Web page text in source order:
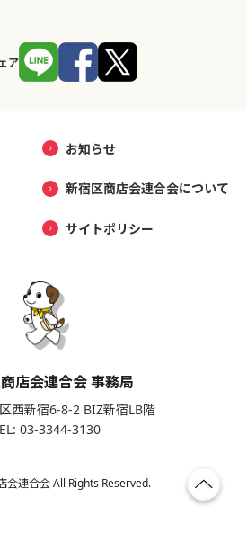
ア
お知らせ
新宿区商店会連合会について
サイトポリシー
店会連合会 事務局
西新宿6-8-2 BIZ新宿LB階
03-3344-3130
会連合会 All Rights Reserved.